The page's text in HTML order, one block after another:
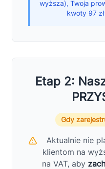
wyższa), Twoja
kwoty 97
Etap 2:
Gdy
Aktualnie nie
klientom na
na VAT, aby